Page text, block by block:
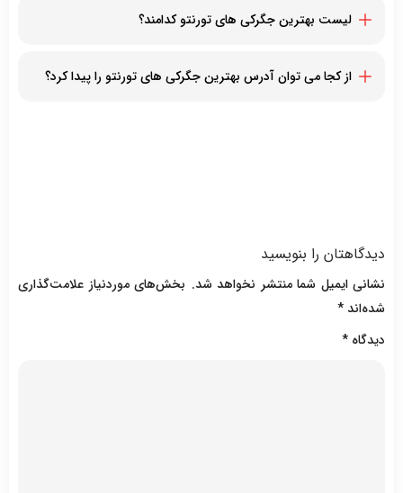
لیست بهترین جگرکی های تورنتو کدامند؟
دربنداز کجا می توان آدرس بهترین جگرکی های تورنتو را پیدا کرد؟
دیدگاهتان را بنویسید
نشانی ایمیل شما منتشر نخواهد شد. بخش‌های موردنیاز علامت‌گذاری
شده‌اند*
دیدگاه *